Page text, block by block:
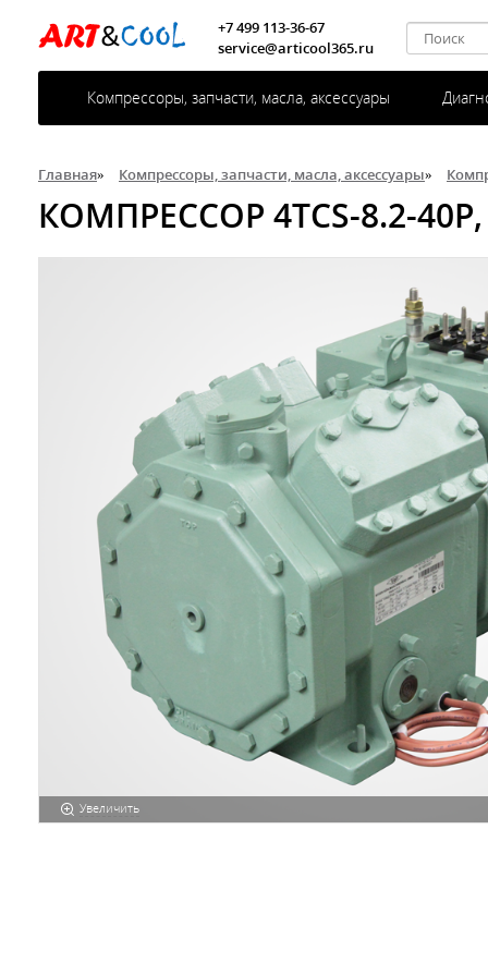
Компрессоры, запчасти, масла, аксессуары
+7 499 113-36-67
service@articool365.ru
Главная» Компрессоры, запчасти, масла, аксессуары»
КОМПРЕССОР 4TCS-8.2-
Увеличить